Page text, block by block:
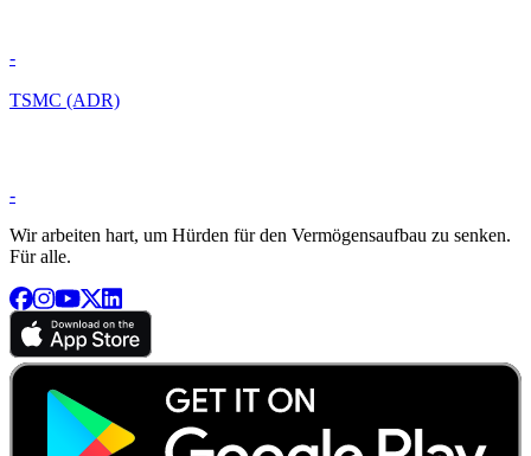
-
TSMC (ADR)
-
Wir arbeiten hart, um Hürden für den Vermögensaufbau zu senken.
Für alle.